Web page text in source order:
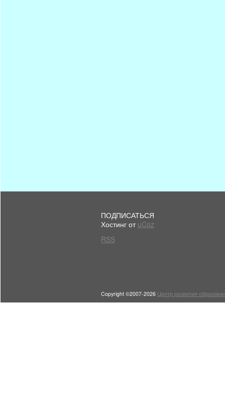
ПОДПИСАТЬСЯ
Хостинг от uCoz
RSS
Copyright ©2007-2026 Центр развития